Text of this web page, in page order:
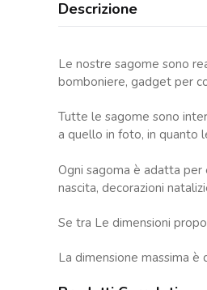
Descrizione
Le nostre sagome sono
bomboniere, gadget per
Tutte le sagome sono
a quello in foto, in quanto
Ogni sagoma è adatta
nascita, decorazioni
Se tra Le dimensioni
La dimensione massima è